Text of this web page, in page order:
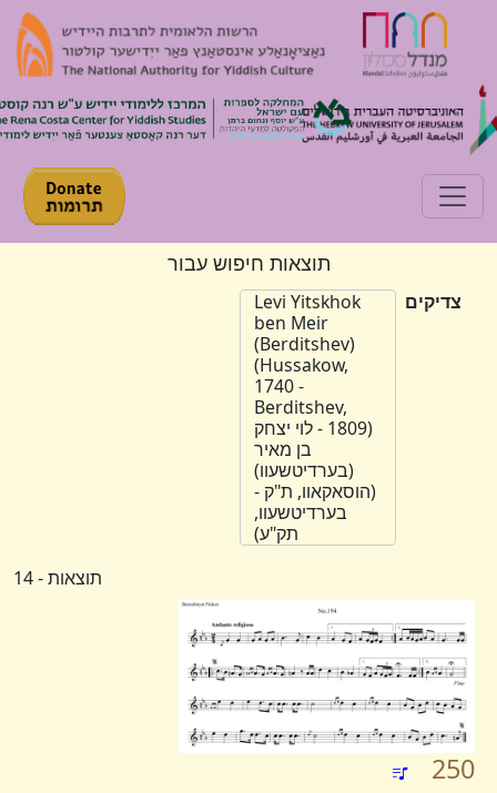
Toggle navigation
תוצאות חיפוש עבור
צדיקים
Levi Yitskhok
ben Meir
(Berditshev)
(Hussakow,
1740 -
Berditshev,
1809) - לוי יצחק
בן מאיר
(בערדיטשעוו)
(הוסאקאוו, ת"ק -
בערדיטשעוו,
תק"ע)
תוצאות - 14
250